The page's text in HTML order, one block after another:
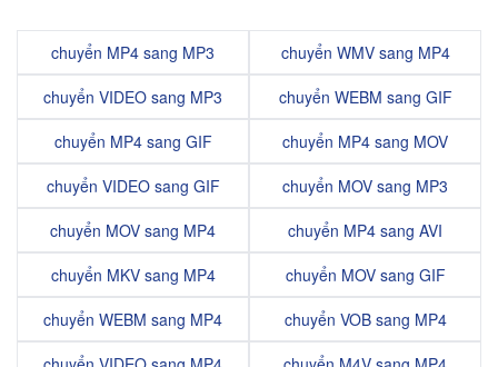
chuyển MP4 sang MP3
chuyển VIDEO sang MP3
chuyển MP4 sang GIF
chuyển VIDEO sang GIF
chuyển MOV sang MP4
chuyển MKV sang MP4
chuyển WEBM sang MP4
chuyển WMV sang MP4
chuyển WEBM sang GIF
chuyển MP4 sang MOV
chuyển MOV sang MP3
chuyển MP4 sang AVI
chuyển MOV sang GIF
chuyển VOB sang MP4